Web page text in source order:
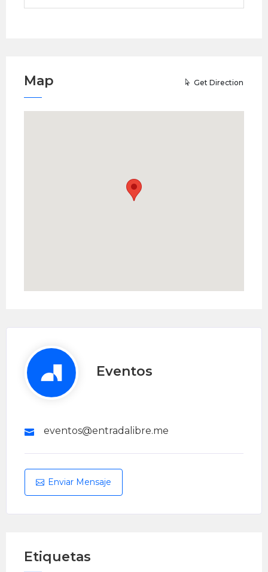
Map Get Direction
Eventos
eventos@entradalibre.me
Enviar Mensaje
Etiquetas